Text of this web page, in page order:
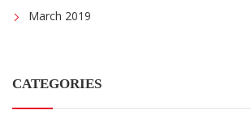
March 2019
CATEGORIES